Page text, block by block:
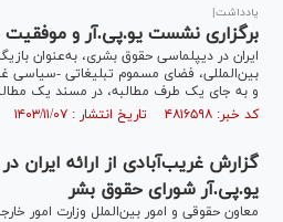
یادداشت|
برگزاری نشست یو.پی.آر و موفقیت
ایران در دیپلماسی حقوق بشری، به‌عنوان
بین‌المللی، فضای مسموم تبلیغاتی -سیاسی
و به جای یک طرف مطالبه، در مسند یک
کد خبر: ۴۸۱۶۵۹۸ تاریخ انتشار : ۱۴۰۳/۱۱/۰۷
گزارش غریب‌آبادی از ارائه
یو.پی.آر شورای حقوق بشر
معاون حقوقی و امور بین‌الملل وزارت امور